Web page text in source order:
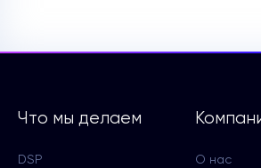
О нас
Что мы делаем
DSP